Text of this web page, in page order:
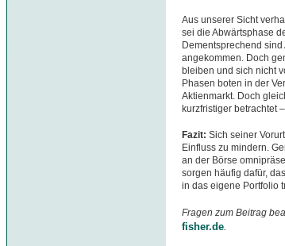
Aus unserer Sicht
sei die Abwärtsphase
Dementsprechend
angekommen. Doch
bleiben und sich nicht
Phasen boten in der
Aktienmarkt. Doch
kurzfristiger betrachtet
Fazit: Sich seiner
Einfluss zu mindern.
an der Börse
sorgen häufig dafür,
in das eigene Portfolio
Fragen zum Beitrag
fisher.de